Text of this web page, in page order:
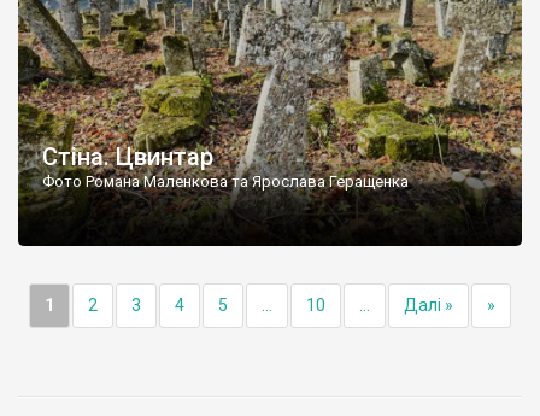
Стіна. Цвинтар
Фото Романа Маленкова та Ярослава Геращенка
1 2 3 4 5 10 Далі » »